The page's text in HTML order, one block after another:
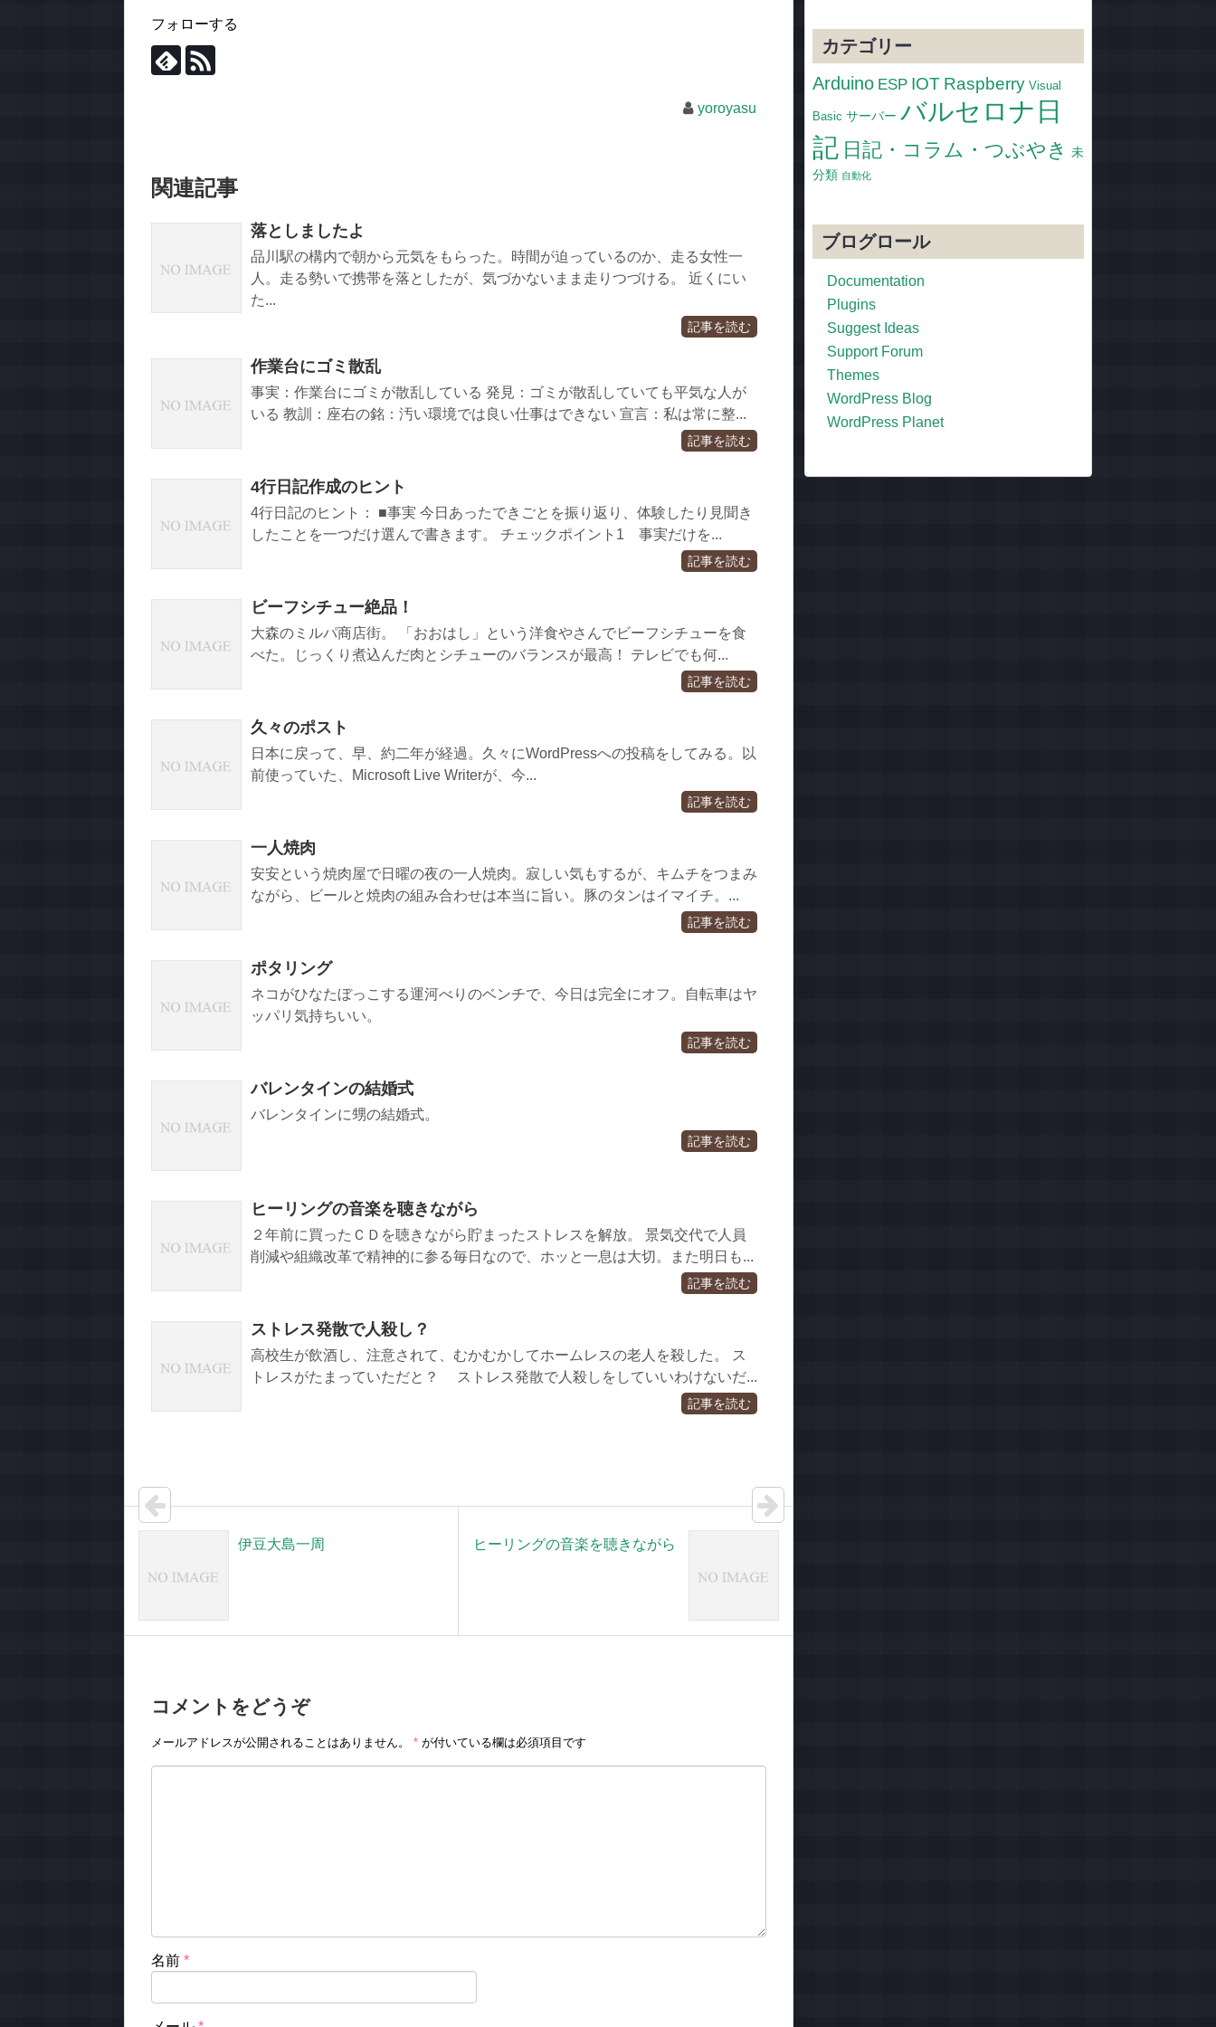
フォローする
yoroyasu
関連記事
落としましたよ
品川駅の構内で朝から元気をもらった。時間が迫っているのか、走る女性一
人。走る勢いで携帯を落としたが、気づかないまま走りつづける。 近くにい
た...
記事を読む
作業台にゴミ散乱
事実：作業台にゴミが散乱している 発見：ゴミが散乱していても平気な人が
いる 教訓：座右の銘：汚い環境では良い仕事はできない 宣言：私は常に整...
記事を読む
4行日記作成のヒント
4行日記のヒント： ■事実 今日あったできごとを振り返り、体験したり見聞き
したことを一つだけ選んで書きます。 チェックポイント1 事実だけを...
記事を読む
ビーフシチュー絶品！
大森のミルパ商店街。 「おおはし」という洋食やさんでビーフシチューを食
べた。じっくり煮込んだ肉とシチューのバランスが最高！ テレビでも何...
記事を読む
久々のポスト
日本に戻って、早、約二年が経過。久々にWordPressへの投稿をしてみる。以
前使っていた、Microsoft Live Writerが、今...
記事を読む
一人焼肉
安安という焼肉屋で日曜の夜の一人焼肉。寂しい気もするが、キムチをつまみ
ながら、ビールと焼肉の組み合わせは本当に旨い。豚のタンはイマイチ。...
記事を読む
ポタリング
ネコがひなたぼっこする運河べりのベンチで、今日は完全にオフ。自転車はヤ
ッパリ気持ちいい。
記事を読む
バレンタインの結婚式
バレンタインに甥の結婚式。
記事を読む
ヒーリングの音楽を聴きながら
２年前に買ったＣＤを聴きながら貯まったストレスを解放。 景気交代で人員
削減や組織改革で精神的に参る毎日なので、ホッと一息は大切。また明日も...
記事を読む
ストレス発散で人殺し？
高校生が飲酒し、注意されて、むかむかしてホームレスの老人を殺した。 ス
トレスがたまっていただと？ ストレス発散で人殺しをしていいわけないだ...
記事を読む
伊豆大島一周 ヒーリングの音楽を聴きながら
コメントをどうぞ
メールアドレスが公開されることはありません。 * が付いている欄は必須項目です
名前 *
カテゴリー
Arduino ESP IOT Raspberry Visual
Basic サーバー バルセロナ日
記 日記・コラム・つぶやき 未
分類 自動化
ブログロール
Documentation
Plugins
Suggest Ideas
Support Forum
Themes
WordPress Blog
WordPress Planet